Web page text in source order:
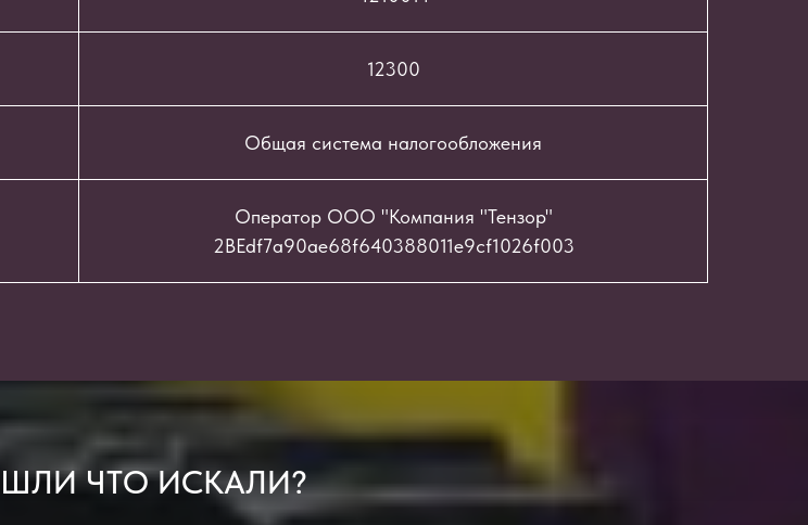
12300
Общая система налогообложения
Оператор ООО "Компания "Тензор"
2BEdf7a90ae68f640388011e9cf1026f003
ЧТО ИСКАЛИ?